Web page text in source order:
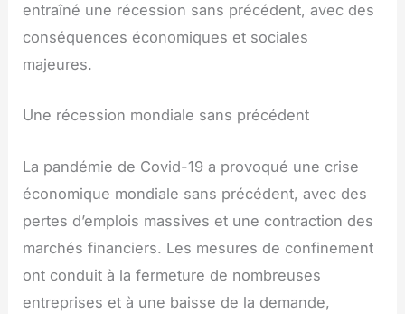
entraîné une récession sans précédent, avec des
conséquences économiques et sociales
majeures.
Une récession mondiale sans précédent
La pandémie de Covid-19 a provoqué une crise
économique mondiale sans précédent, avec des
pertes d’emplois massives et une contraction des
marchés financiers. Les mesures de confinement
ont conduit à la fermeture de nombreuses
entreprises et à une baisse de la demande,